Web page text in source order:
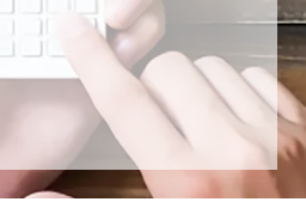
賜り、誠にありがとうご
業とさせて頂きます。
2026年1月8日(木)